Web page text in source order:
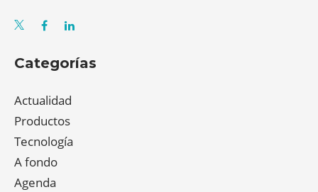
Categorías
Actualidad
Productos
Tecnología
A fondo
Agenda